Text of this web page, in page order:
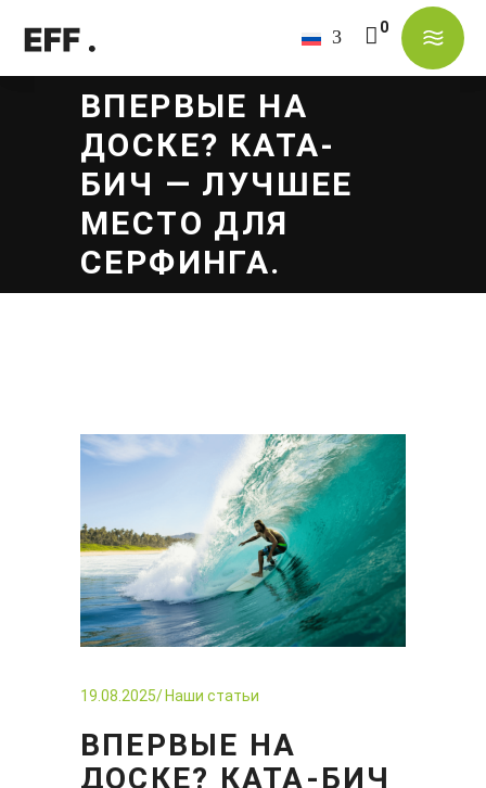
ВПЕРВЫЕ НА
ДОСКЕ? КАТА-
БИЧ — ЛУЧШЕЕ
МЕСТО ДЛЯ
СЕРФИНГА.
19.08.2025 Наши статьи
ВПЕРВЫЕ НА
ДОСКЕ? КАТА-БИЧ